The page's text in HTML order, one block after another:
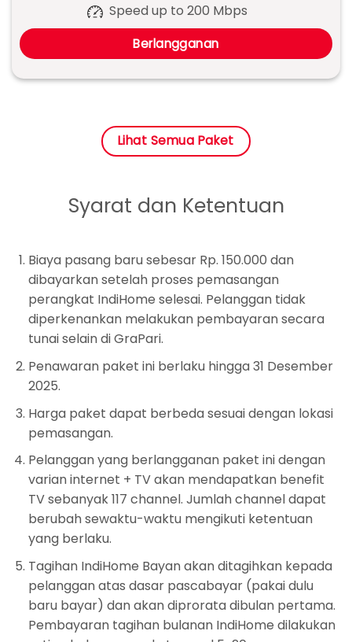
Speed up to 200 Mbps
Berlangganan
Lihat Semua Paket
Syarat dan Ketentuan
Biaya pasang baru sebesar Rp. 150.000 dan
dibayarkan setelah proses pemasangan
perangkat IndiHome selesai. Pelanggan tidak
diperkenankan melakukan pembayaran secara
tunai selain di GraPari.
Penawaran paket ini berlaku hingga 31 Desember
2025.
Harga paket dapat berbeda sesuai dengan lokasi
pemasangan.
Pelanggan yang berlangganan paket ini dengan
varian internet + TV akan mendapatkan benefit
TV sebanyak 117 channel. Jumlah channel dapat
berubah sewaktu-waktu mengikuti ketentuan
yang berlaku.
Tagihan IndiHome Bayan akan ditagihkan kepada
pelanggan atas dasar pascabayar (pakai dulu
baru bayar) dan akan diprorata dibulan pertama.
Pembayaran tagihan bulanan IndiHome dilakukan